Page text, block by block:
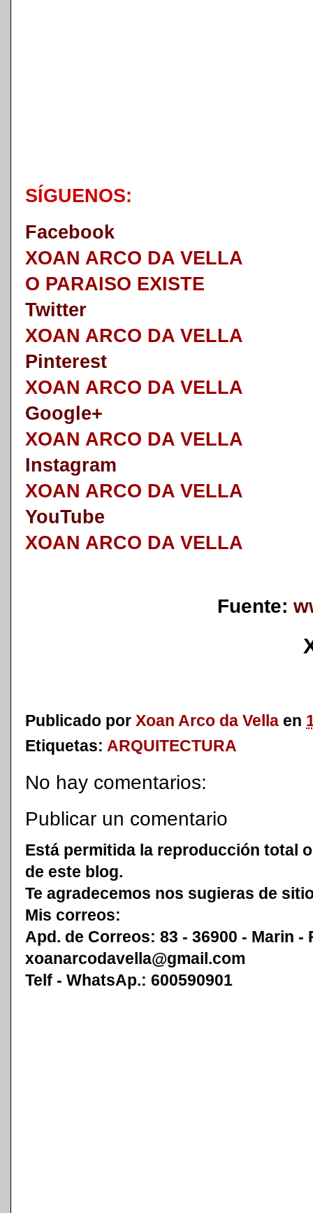
SÍGUENOS:
Facebook
XOAN ARCO DA VELLA
O PARAISO EXISTE
Twitter
XOAN ARCO DA VELLA
Pinterest
XOAN ARCO DA VELLA
Google+
XOAN ARCO DA VELLA
Instagram
XOAN ARCO DA VELLA
YouTube
XOAN ARCO DA VELLA
Fuente:
Publicado por Xoan Arco da Vella en
Etiquetas: ARQUITECTURA
No hay comentarios:
Publicar un comentario
Está permitida la reproducción total
de este blog.
Te agradecemos nos sugieras de
Mis correos:
Apd. de Correos: 83 - 36900 - Marin -
xoanarcodavella@gmail.com
Telf - WhatsAp.: 600590901